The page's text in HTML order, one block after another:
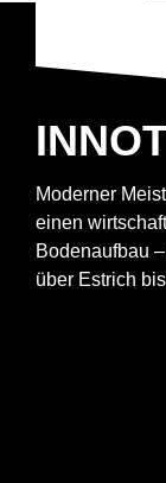
Moderner
einen
Bodenaufbau
über Estrich